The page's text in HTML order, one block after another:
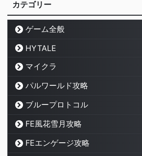
カテゴリー
ゲーム全般
HYTALE
マイクラ
パルワールド攻略
ブループロトコル
FE風花雪月攻略
FEエンゲージ攻略